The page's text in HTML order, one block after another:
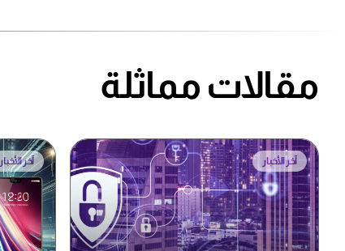
مقالات مماثلة
آخر الأخبار آخر الأخبار